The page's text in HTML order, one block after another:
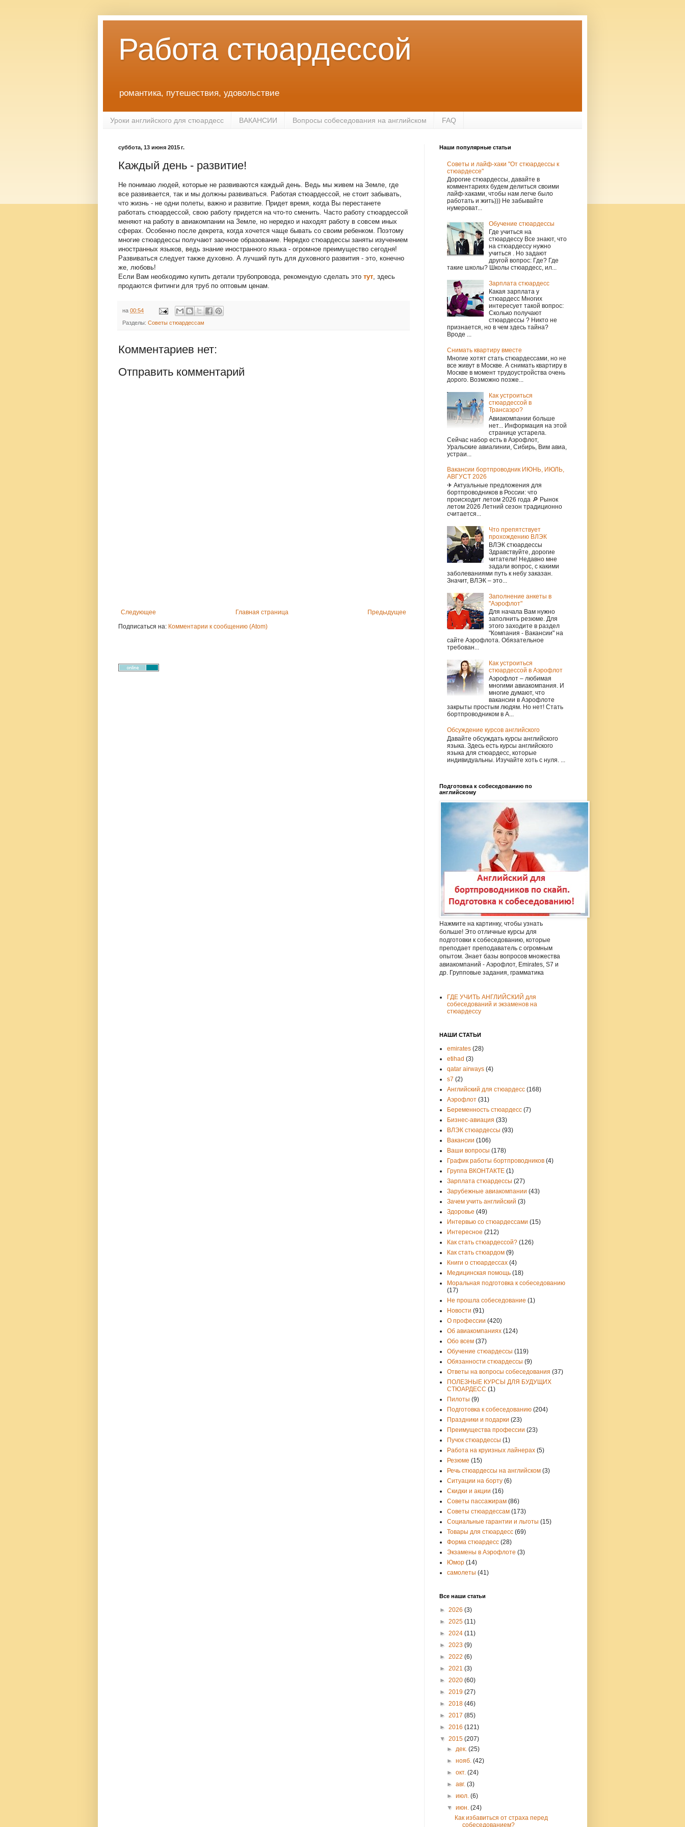
Работа стюардессой
романтика, путешествия, удовольствие
Уроки английского для стюардесс ВАКАНСИИ Вопросы собеседования на английском FAQ
суббота, 13 июня 2015 г.
Каждый день - развитие!
Не понимаю людей, которые не развиваются каждый день. Ведь мы живем на Земле, где
все развивается, так и мы должны развиваться. Работая стюардессой, не стоит забывать,
что жизнь - не одни полеты, важно и развитие. Придет время, когда Вы перестанете
работать стюардессой, свою работу придется на что-то сменить. Часто работу стюардессой
меняют на работу в авиакомпании на Земле, но нередко и находят работу в совсем иных
сферах. Особенно после декрета, когда хочется чаще бывать со своим ребенком. Поэтому
многие стюардессы получают заочное образование. Нередко стюардессы заняты изучением
иностранных языков, ведь знание иностранного языка - огромное преимущество сегодня!
Развиваться следует также духовно. А лучший путь для духовного развития - это, конечно
же, любовь!
Если Вам необходимо купить детали трубопровода, рекомендую сделать это тут , здесь
продаются фитинги для труб по оптовым ценам.
на 00:54
Разделы: Советы стюардессам
Комментариев нет:
Отправить комментарий
Следующее Предыдущее
Главная страница
Подписаться на: Комментарии к сообщению (Atom)
Наши популярные статьи
Советы и лайф-хаки "От стюардессы к
стюардессе"
Дорогие стюардессы, давайте в
комментариях будем делиться своими
лайф-хаками, чтобы нам легче было
работать и жить))) Не забывайте
нумероват...
Обучение стюардессы
Где учиться на
стюардессу Все знают, что
на стюардессу нужно
учиться . Но задают
другой вопрос: Где? Где
такие школы? Школы стюардесс, ил...
Зарплата стюардесс
Какая зарплата у
стюардесс Многих
интересует такой вопрос:
Сколько получают
стюардессы ? Никто не
признается, но в чем здесь тайна?
Вроде ...
Снимать квартиру вместе
Многие хотят стать стюардессами, но не
все живут в Москве. А снимать квартиру в
Москве в момент трудоустройства очень
дорого. Возможно позже...
Как устроиться
стюардессой в
Трансаэро?
Авиакомпании больше
нет... Информация на этой
странице устарела.
Сейчас набор есть в Аэрофлот,
Уральские авиалинии, Сибирь, Вим авиа,
устраи...
Вакансии бортпроводник ИЮНЬ, ИЮЛЬ,
АВГУСТ 2026
✈ Актуальные предложения для
бортпроводников в России: что
происходит летом 2026 года 🔎 Рынок
летом 2026 Летний сезон традиционно
считается...
Что препятствует
прохождению ВЛЭК
ВЛЭК стюардессы
Здравствуйте, дорогие
читатели! Недавно мне
задали вопрос, с какими
заболеваниями путь к небу заказан.
Значит, ВЛЭК – это...
Заполнение анкеты в
"Аэрофлот"
Для начала Вам нужно
заполнить резюме. Для
этого заходите в раздел
"Компания - Вакансии" на
сайте Аэрофлота. Обязательное
требован...
Как устроиться
стюардессой в Аэрофлот
Аэрофлот – любимая
многими авиакомпания. И
многие думают, что
вакансии в Аэрофлоте
закрыты простым людям. Но нет! Стать
бортпроводником в А...
Обсуждение курсов английского
Давайте обсуждать курсы английского
языка. Здесь есть курсы английского
языка для стюардесс, которые
индивидуальны. Изучайте хоть с нуля. ...
Подготовка к собеседованию по
английскому
Нажмите на картинку, чтобы узнать
больше! Это отличные курсы для
подготовки к собеседованию, которые
преподает преподаватель с огромным
опытом. Знает базы вопросов множества
авиакомпаний - Аэрофлот, Emirates, S7 и
др. Групповые задания, грамматика
ГДЕ УЧИТЬ АНГЛИЙСКИЙ для
собеседований и экзаменов на
стюардессу
НАШИ СТАТЬИ
emirates (28)
etihad (3)
qatar airways (4)
s7 (2)
Английский для стюардесс (168)
Аэрофлот (31)
Беременность стюардесс (7)
Бизнес-авиация (33)
ВЛЭК стюардессы (93)
Вакансии (106)
Ваши вопросы (178)
График работы бортпроводников (4)
Группа ВКОНТАКТЕ (1)
Зарплата стюардессы (27)
Зарубежные авиакомпании (43)
Зачем учить английский (3)
Здоровье (49)
Интервью со стюардессами (15)
Интересное (212)
Как стать стюардессой? (126)
Как стать стюардом (9)
Книги о стюардессах (4)
Медицинская помощь (18)
Моральная подготовка к собеседованию
(17)
Не прошла собеседование (1)
Новости (91)
О профессии (420)
Об авиакомпаниях (124)
Обо всем (37)
Обучение стюардессы (119)
Обязанности стюардессы (9)
Ответы на вопросы собеседования (37)
ПОЛЕЗНЫЕ КУРСЫ ДЛЯ БУДУЩИХ
СТЮАРДЕСС (1)
Пилоты (9)
Подготовка к собеседованию (204)
Праздники и подарки (23)
Преимущества профессии (23)
Пучок стюардессы (1)
Работа на круизных лайнерах (5)
Резюме (15)
Речь стюардессы на английском (3)
Ситуации на борту (6)
Скидки и акции (16)
Советы пассажирам (86)
Советы стюардессам (173)
Социальные гарантии и льготы (15)
Товары для стюардесс (69)
Форма стюардесс (28)
Экзамены в Аэрофлоте (3)
Юмор (14)
самолеты (41)
Все наши статьи
► 2026 (3)
► 2025 (11)
► 2024 (11)
► 2023 (9)
► 2022 (6)
► 2021 (3)
► 2020 (60)
► 2019 (27)
► 2018 (46)
► 2017 (85)
► 2016 (121)
▼ 2015 (207)
►дек.(25)
►нояб.(42)
►окт.(24)
►авг.(3)
►июл.(6)
▼июн.(24)
Как избавиться от страха перед
собеседованием?